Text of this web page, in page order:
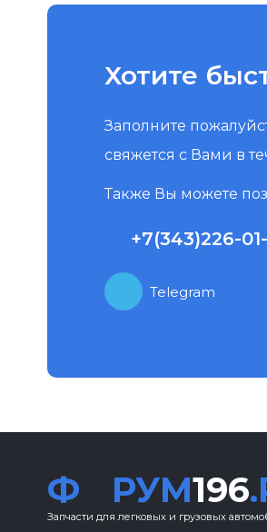
Хотите
Заполните
свяжется с Вами в
Также Вы можете
+7(343)226-
Telegram
Ф РУМ196
Запчасти для легковых и грузовых